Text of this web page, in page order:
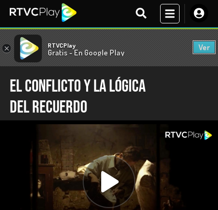
× RTVCPlay
Gratis - En Google Play
Ver
EL CONFLICTO Y LA LÓGICA
DEL RECUERDO